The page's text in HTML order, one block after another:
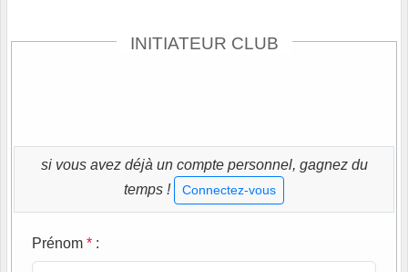
INITIATEUR CLUB
si vous avez déjà un compte personnel, gagnez du
temps !
Connectez-vous
Prénom * :